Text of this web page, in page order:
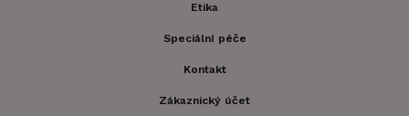
Etika
Speciální péče
Kontakt
Zákaznický účet